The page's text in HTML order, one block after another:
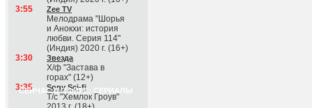
3:55
Zee TV
Мелодрама "Шорья
и Анокхи: история
любви. Серия 114"
(Индия) 2020 г. (16+)
3:30
Звезда
Х/ф "Застава в
горах" (12+)
СЕЙЧАС В ЭФИРЕ: СЕРИАЛЫ
3:35 Sony Sci-fi
Т/с "Хемлок Гроув"